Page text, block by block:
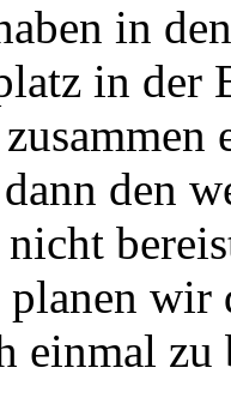
in
in der
den
wir
einmal zu